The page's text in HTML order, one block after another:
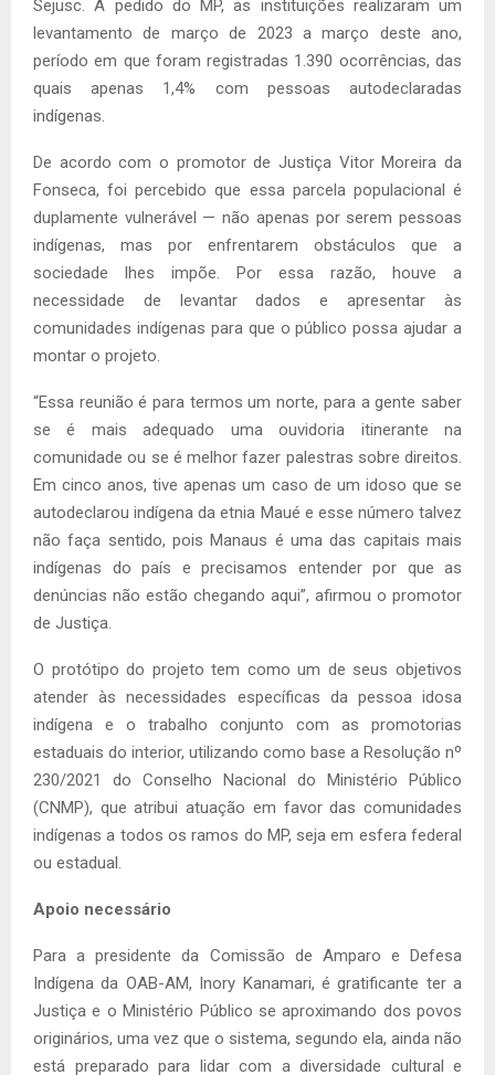
Sejusc. A pedido do MP, as instituições realizaram um
levantamento de março de 2023 a março deste ano,
período em que foram registradas 1.390 ocorrências, das
quais apenas 1,4% com pessoas autodeclaradas
indígenas.
De acordo com o promotor de Justiça Vitor Moreira da
Fonseca, foi percebido que essa parcela populacional é
duplamente vulnerável — não apenas por serem pessoas
indígenas, mas por enfrentarem obstáculos que a
sociedade lhes impõe. Por essa razão, houve a
necessidade de levantar dados e apresentar às
comunidades indígenas para que o público possa ajudar a
montar o projeto.
“Essa reunião é para termos um norte, para a gente saber
se é mais adequado uma ouvidoria itinerante na
comunidade ou se é melhor fazer palestras sobre direitos.
Em cinco anos, tive apenas um caso de um idoso que se
autodeclarou indígena da etnia Maué e esse número talvez
não faça sentido, pois Manaus é uma das capitais mais
indígenas do país e precisamos entender por que as
denúncias não estão chegando aqui”, afirmou o promotor
de Justiça.
O protótipo do projeto tem como um de seus objetivos
atender às necessidades específicas da pessoa idosa
indígena e o trabalho conjunto com as promotorias
estaduais do interior, utilizando como base a Resolução nº
230/2021 do Conselho Nacional do Ministério Público
(CNMP), que atribui atuação em favor das comunidades
indígenas a todos os ramos do MP, seja em esfera federal
ou estadual.
Apoio necessário
Para a presidente da Comissão de Amparo e Defesa
Indígena da OAB-AM, Inory Kanamari, é gratificante ter a
Justiça e o Ministério Público se aproximando dos povos
originários, uma vez que o sistema, segundo ela, ainda não
está preparado para lidar com a diversidade cultural e